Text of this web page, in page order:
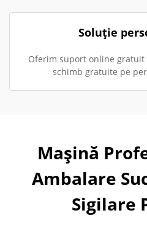
Soluție
Oferim suport online gratuit
schimb gratuite pe
Mașină
Ambalare
Sigilare